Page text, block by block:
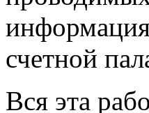
счетной
Вся эта